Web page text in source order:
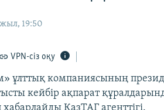
19:50
VPN-сіз оқу
ұлттық компаниясының
кейбір ақпарат